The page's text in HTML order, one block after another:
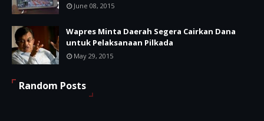
June 08, 2015
Wapres Minta Daerah Segera Cairkan Dana
untuk Pelaksanaan Pilkada
May 29, 2015
Random Posts